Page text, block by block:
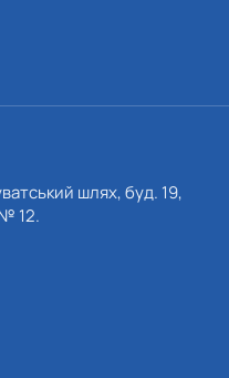
шлях, буд. 19,
12.